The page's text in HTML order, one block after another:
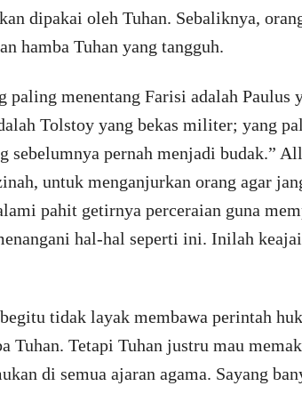
dipakai oleh Tuhan. Sebaliknya,
hamba Tuhan yang tangguh.
paling menentang Farisi adalah Paulus
Tolstoy yang bekas militer; yang
pernah menjadi budak.”
untuk menganjurkan orang agar
pahit getirnya perceraian guna
hal-hal seperti ini. Inilah
tidak layak membawa perintah
Tuhan. Tetapi Tuhan justru mau
di semua ajaran agama. Sayang